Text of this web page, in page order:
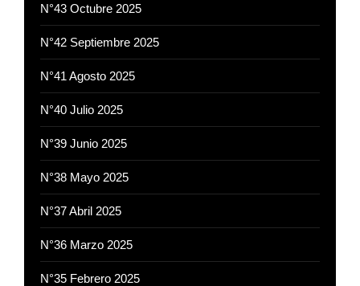
N°43 Octubre 2025
N°42 Septiembre 2025
N°41 Agosto 2025
N°40 Julio 2025
N°39 Junio 2025
N°38 Mayo 2025
N°37 Abril 2025
N°36 Marzo 2025
N°35 Febrero 2025